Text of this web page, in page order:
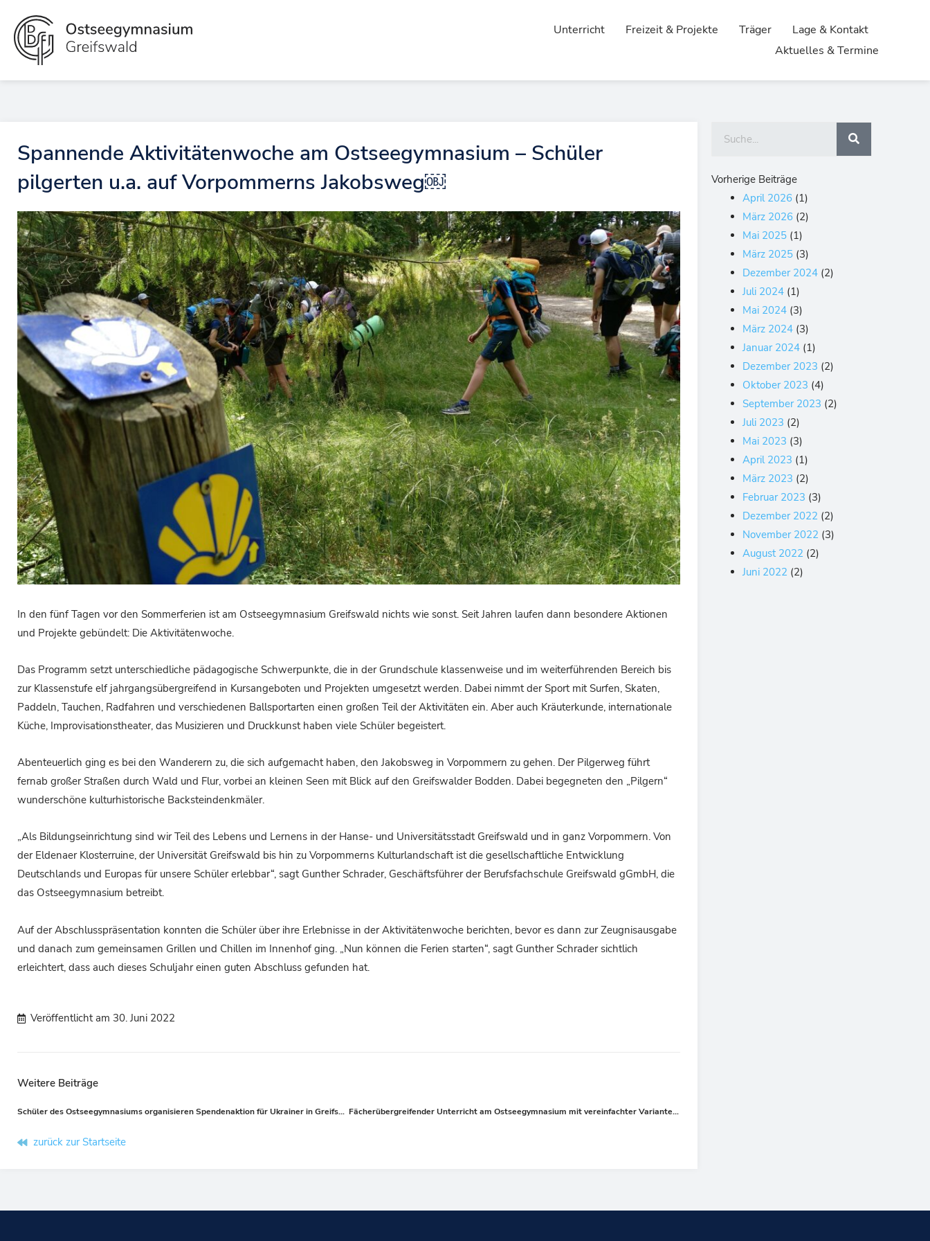
Inhalt
springen
Unterricht Freizeit & Projekte Träger
Lage & Kontakt
Aktuelles & Termine
Spannende Aktivitätenwoche am Ostseegymnasium – Schüler
pilgerten u.a. auf Vorpommerns Jakobsweg￼
In den fünf Tagen vor den Sommerferien ist am Ostseegymnasium Greifswald nichts wie sonst. Seit Jahren laufen dann besondere Aktionen
und Projekte gebündelt: Die Aktivitätenwoche.
Das Programm setzt unterschiedliche pädagogische Schwerpunkte, die in der Grundschule klassenweise und im weiterführenden Bereich bis
zur Klassenstufe elf jahrgangsübergreifend in Kursangeboten und Projekten umgesetzt werden. Dabei nimmt der Sport mit Surfen, Skaten,
Paddeln, Tauchen, Radfahren und verschiedenen Ballsportarten einen großen Teil der Aktivitäten ein. Aber auch Kräuterkunde, internationale
Küche, Improvisationstheater, das Musizieren und Druckkunst haben viele Schüler begeistert.
Abenteuerlich ging es bei den Wanderern zu, die sich aufgemacht haben, den Jakobsweg in Vorpommern zu gehen. Der Pilgerweg führt
fernab großer Straßen durch Wald und Flur, vorbei an kleinen Seen mit Blick auf den Greifswalder Bodden. Dabei begegneten den „Pilgern“
wunderschöne kulturhistorische Backsteindenkmäler.
„Als Bildungseinrichtung sind wir Teil des Lebens und Lernens in der Hanse- und Universitätsstadt Greifswald und in ganz Vorpommern. Von
der Eldenaer Klosterruine, der Universität Greifswald bis hin zu Vorpommerns Kulturlandschaft ist die gesellschaftliche Entwicklung
Deutschlands und Europas für unsere Schüler erlebbar“, sagt Gunther Schrader, Geschäftsführer der Berufsfachschule Greifswald gGmbH, die
das Ostseegymnasium betreibt.
Auf der Abschlusspräsentation konnten die Schüler über ihre Erlebnisse in der Aktivitätenwoche berichten, bevor es dann zur Zeugnisausgabe
und danach zum gemeinsamen Grillen und Chillen im Innenhof ging. „Nun können die Ferien starten“, sagt Gunther Schrader sichtlich
erleichtert, dass auch dieses Schuljahr einen guten Abschluss gefunden hat.
Veröffentlicht am 30. Juni 2022
Weitere Beiträge
Prev Schüler des Ostseegymnasiums organisieren Spendenaktion für Ukrainer in Greifswald Fächerübergreifender Unterricht am Ostseegymnasium mit vereinfachter Variante des American Footballs
zurück zur Startseite
Vorherige Beiträge
April 2026 (1)
März 2026 (2)
Mai 2025 (1)
März 2025 (3)
Dezember 2024 (2)
Juli 2024 (1)
Mai 2024 (3)
März 2024 (3)
Januar 2024 (1)
Dezember 2023 (2)
Oktober 2023 (4)
September 2023 (2)
Juli 2023 (2)
Mai 2023 (3)
April 2023 (1)
März 2023 (2)
Februar 2023 (3)
Dezember 2022 (2)
November 2022 (3)
August 2022 (2)
Juni 2022 (2)